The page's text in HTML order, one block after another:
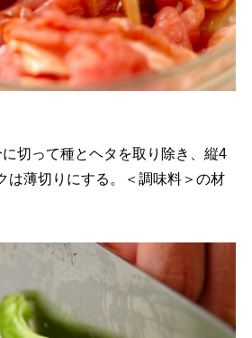
切って種とヘタを取り除き、縦4
は薄切りにする。＜調味料＞の材